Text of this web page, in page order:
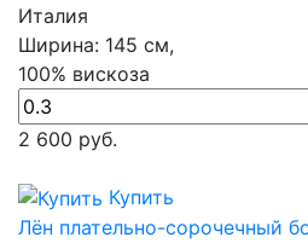
Италия
Ширина: 145 см,
100% вискоза
2 600руб.
Купить
Лён плательно-сорочечный